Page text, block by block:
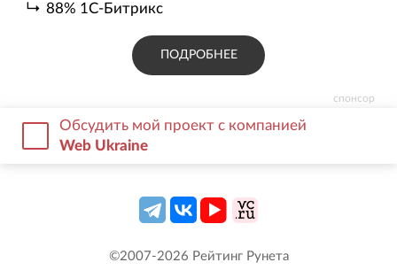
спонсор
88% 1С-Битрикс
ПОДРОБНЕЕ
Обсудить мой проект с компанией
Web Ukraine
©2007-2026 Рейтинг Рунета